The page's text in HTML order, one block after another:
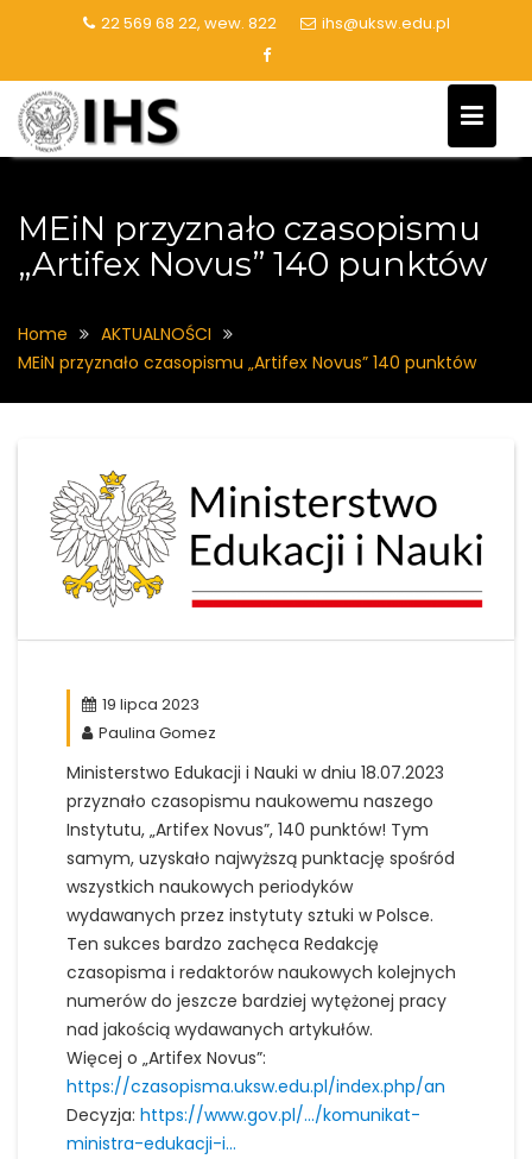
22 569 68 22, wew. 822 ihs@uksw.edu.pl
MEiN przyznało czasopismu
„Artifex Novus” 140 punktów
Home
AKTUALNOŚCI
MEiN przyznało czasopismu „Artifex Novus” 140 punktów
19 lipca 2023
Paulina Gomez
Ministerstwo Edukacji i Nauki w dniu 18.07.2023
przyznało czasopismu naukowemu naszego
Instytutu, „Artifex Novus”, 140 punktów! Tym
samym, uzyskało najwyższą punktację spośród
wszystkich naukowych periodyków
wydawanych przez instytuty sztuki w Polsce.
Ten sukces bardzo zachęca Redakcję
czasopisma i redaktorów naukowych kolejnych
numerów do jeszcze bardziej wytężonej pracy
nad jakością wydawanych artykułów.
Więcej o „Artifex Novus”:
https://czasopisma.uksw.edu.pl/index.php/an
Decyzja: https://www.gov.pl/…/komunikat-
ministra-edukacji-i…